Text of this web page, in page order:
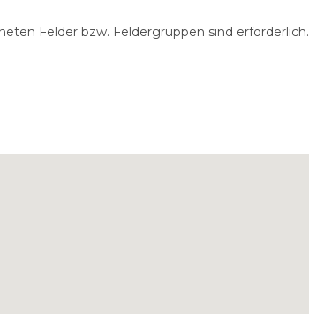
Felder bzw. Feldergruppen sind erforderlich.